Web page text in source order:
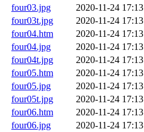
four03.jpg
2020-11-24 17:13
four03t.jpg
2020-11-24 17:13
four04.htm
2020-11-24 17:13
four04.jpg
2020-11-24 17:13
four04t.jpg
2020-11-24 17:13
four05.htm
2020-11-24 17:13
four05.jpg
2020-11-24 17:13
four05t.jpg
2020-11-24 17:13
four06.htm
2020-11-24 17:13
four06.jpg
2020-11-24 17:13